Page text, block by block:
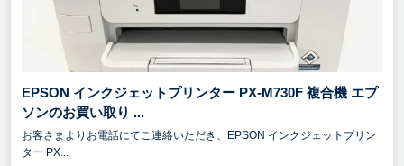
EPSON インクジェットプリンター PX-M730F 複合機 エプ
ソンのお買い取り ...
お客さまよりお電話にてご連絡いただき、EPSON インクジェットプリン
ター PX...